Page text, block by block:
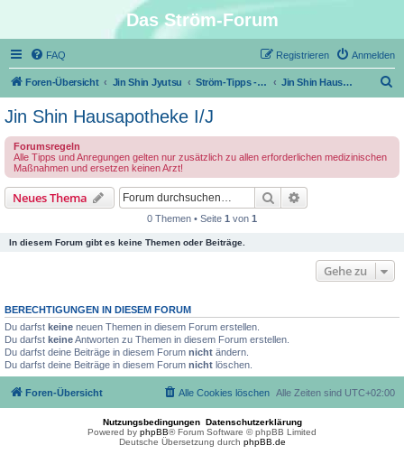
Das Ström-Forum
FAQ Anmelden
Registrieren
Foren-Übersicht Jin Shin Jyutsu Ström-Tipps - Erste Hilfe mit Jin Shin Jyutsu Jin Shin Hausapotheke I/J
Jin Shin Hausapotheke I/J
Forumsregeln
Alle Tipps und Anregungen gelten nur zusätzlich zu allen erforderlichen medizinischen
Maßnahmen und ersetzen keinen Arzt!
Neues Thema Suche
0 Themen • Seite 1 von 1
In diesem Forum gibt es keine Themen oder Beiträge.
Gehe zu
BERECHTIGUNGEN IN DIESEM FORUM
Du darfst keine neuen Themen in diesem Forum erstellen.
Du darfst keineAntworten zu Themen in diesem Forum erstellen.
Du darfst deine Beiträge in diesem Forum nicht ändern.
Du darfst deine Beiträge in diesem Forum nicht löschen.
Foren-Übersicht Alle Zeiten sind UTC+02:00
Alle Cookies löschen
Nutzungsbedingungen Datenschutzerklärung
Powered by phpBB® Forum Software © phpBB Limited
Deutsche Übersetzung durch phpBB.de